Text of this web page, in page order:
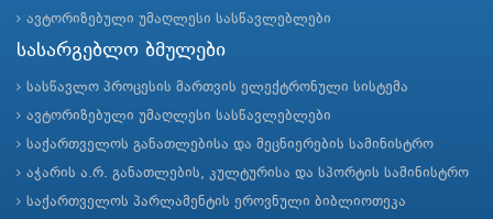
ავტორიზებული უმაღლესი სასწავლებლები
სასარგებლო ბმულები
სასწავლო პროცესის მართვის ელექტრონული სისტემა
ავტორიზებული უმაღლესი სასწავლებლები
საქართველოს განათლებისა და მეცნიერების სამინისტრო
აჭარის ა.რ. განათლების, კულტურისა და სპორტის სამინისტრო
საქართველოს პარლამენტის ეროვნული ბიბლიოთეკა